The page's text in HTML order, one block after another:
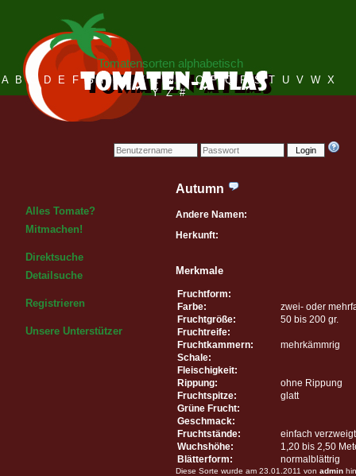
Login
Tomatensorten alphabetisch
A B C D E F G H I J K L M N O P Q R S T U V W X
Y Z #
Alles Tomate?
Mitmachen!
Direktsuche
Detailsuche
Registrieren
Unsere Unterstützer
Autumn
Andere Namen:
Herkunft:
Merkmale
Fruchtform:
Farbe:
zwei- oder
Fruchtgröße:
50 bis 200 gr.
Fruchtreife:
Fruchtkammern:
mehrkämmrig
Schale:
Fleischigkeit:
Rippung:
ohne Rippung
Fruchtspitze:
glatt
Grüne Frucht:
Geschmack:
Fruchtstände:
einfach verzweigt
Wuchshöhe:
1,20 bis 2,50
Blätterform:
normalblättrig
Diese Sorte wurde am 23.01.2011 von admin